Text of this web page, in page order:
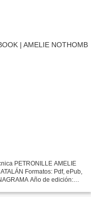
PETRONILLE AMELIE
Formatos: Pdf, ePub,
Año de edición: